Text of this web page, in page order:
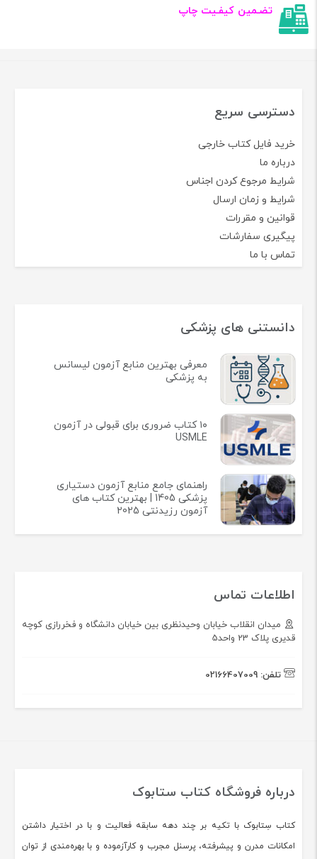
تضـمین کیفـیت چاپ
دسترسی سریع
خرید فایل کتاب خارجی
درباره ما
شرایط مرجوع کردن اجناس
شرایط و زمان ارسال
قوانین و مقررات
پیگیری سفارشات
تماس با ما
دانستنی های پزشکی
معرفی بهترین منابع آزمون لیسانس
به پزشکی
۱۰ کتاب ضروری برای قبولی در آزمون
USMLE
راهنمای جامع منابع آزمون دستیاری
پزشکی 1405 | بهترین کتاب های
آزمون رزیدنتی 2025
اطلاعات تماس
میدان انقلاب خیابان وحیدنظری بین خیابان دانشگاه و فخررازی کوچه
قدیری پلاک 23 واحد5
تلفن: 02166407009
درباره فروشگاه کتاب ستابوک
کتاب سِتابوک با تکیه بر چند دهه سابقه فعالیت و با در اختیار داشتن
امکانات مدرن و پیشرفته، پرسنل مجرب و کارآزموده و با بهره‌مندی از توان